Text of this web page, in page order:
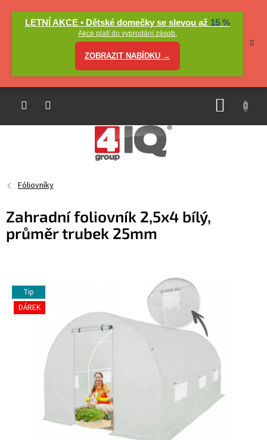
LETNÍ AKCE • Dětské domečky se slevou až 15 %
Akce platí do vyprodání zásob.
ZOBRAZIT NABÍDKU →
Fóliovníky
Zahradní foliovník 2,5x4 bílý,
průměr trubek 25mm
Tip
DÁREK